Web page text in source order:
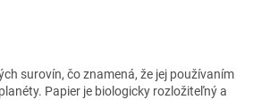
surovín, čo znamená, že jej používaním
Papier je biologicky rozložiteľný a